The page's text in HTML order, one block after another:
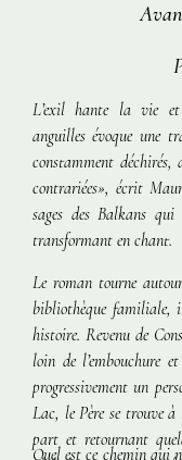
L’exil hante la vie
anguilles évoque une
constamment déchirés,
contrariées», écrit
sages des Balkans
transformant en chant.
Le roman tourne
bibliothèque familiale,
histoire. Revenu de
loin de l’embouchure
progressivement un
Lac, le Père se trouve
part et retournant
Quel est ce chemin qui